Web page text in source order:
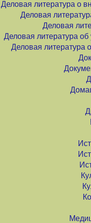
Деловая литература о
Деловая
Деловая
Деловая литература
Деловая литература